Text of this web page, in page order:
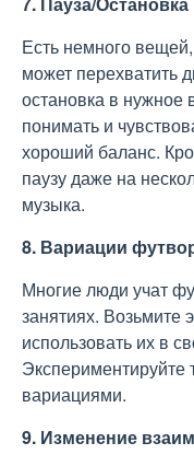
Есть немного
может перехватить
остановка в
понимать и
хороший баланс.
паузу даже на
музыка.
8. Вариации
Многие люди учат
занятиях. Возьмите
использовать их в
вариациями.
9. Изменение